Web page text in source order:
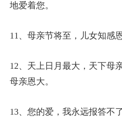
地爱着您。
11、母亲节将至，儿女知感
12、天上日月最大，天下母
母亲恩大。
13、您的爱，我永远报答不